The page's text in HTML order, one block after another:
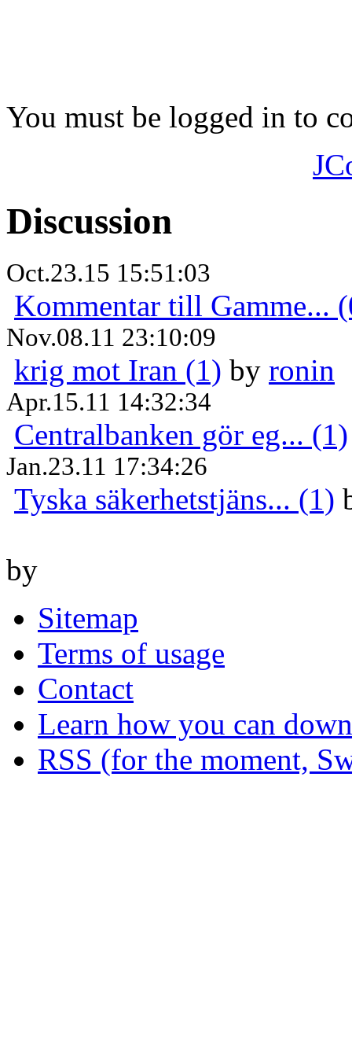
You must be logged in to
Discussion
Oct.23.15 15:51:03
Kommentar till Gamme...
Nov.08.11 23:10:09
krig mot Iran (1) by ronin
Apr.15.11 14:32:34
Centralbanken gör eg... (1)
Jan.23.11 17:34:26
Tyska säkerhetstjäns... (1)
by
Sitemap
Terms of usage
Contact
Learn how you can
RSS (for the moment,